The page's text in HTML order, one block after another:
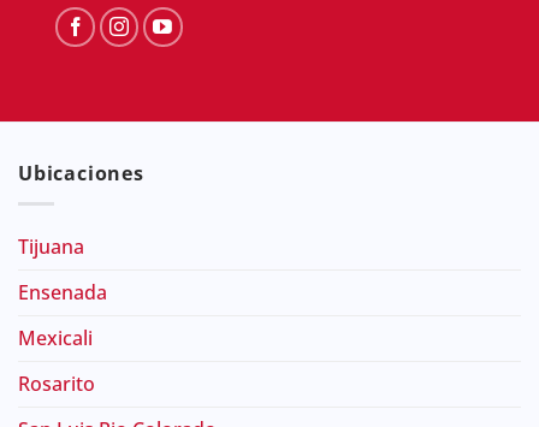
Ubicaciones
Tijuana
Ensenada
Mexicali
Rosarito